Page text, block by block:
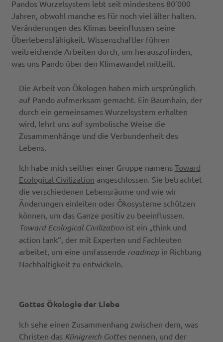
Pandos Wurzelsystem lebt seit mindestens 80’000
Jahren, obwohl manche es für noch viel älter halten.
Veränderungen des Klimas beeinflussen seine
Überlebensfähigkeit. Wissenschaftler führen
weitreichende Arbeiten durch, um herauszufinden,
was uns Pando über den Klimawandel mitteilt.
Die Arbeit von Ökologen haben mich ursprünglich
auf Pando aufmerksam gemacht. Ein Baumhain, der
durch ein gemeinsames Wurzelsystem erhalten
wird, lehrt uns auf symbolische Weise die
Zusammenhänge und die Verbundenheit des
Lebens.
Ich habe mich seither einer Gruppe namens Toward
Ecological Civilization angeschlossen. Sie betrachtet
die verschiedenen Lebensräume und wie wir
Änderungen einleiten oder Ökosysteme schützen
können, um das Ganze positiv zu beeinflussen.
Toward Ecological Civilizationist ein „think und
action tank“, der mit Experten und Fachleuten
arbeitet, um eine umfassende roadmapin Richtung
Nachhaltigkeit zu entwickeln.
Gottes Ökologie der Liebe
Ich sehe einen Zusammenhang zwischen dem, was
Christen das Königreich Gottesnennen, und der